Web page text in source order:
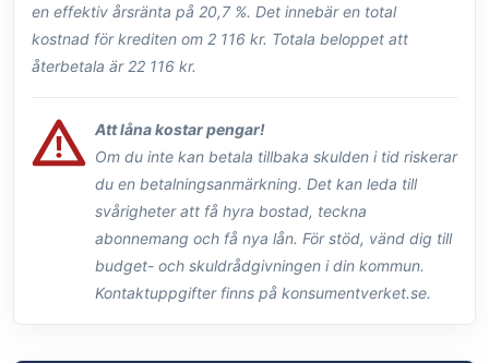
en effektiv årsränta på 20,7 %. Det innebär en total
kostnad för krediten om 2 116 kr. Totala beloppet att
återbetala är 22 116 kr.
Att låna kostar pengar!
Om du inte kan betala tillbaka skulden i tid riskerar
du en betalningsanmärkning. Det kan leda till
svårigheter att få hyra bostad, teckna
abonnemang och få nya lån. För stöd, vänd dig till
budget- och skuldrådgivningen i din kommun.
Kontaktuppgifter finns på konsumentverket.se.